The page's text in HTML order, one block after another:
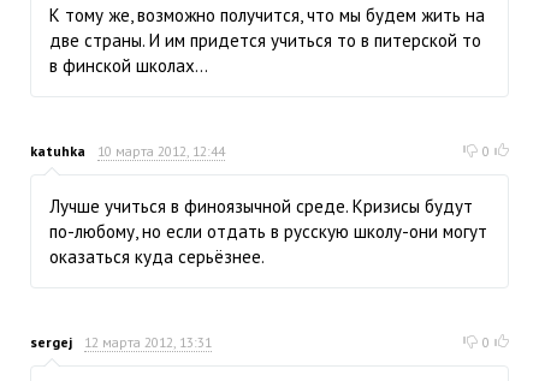
К тому же, возможно получится, что мы будем жить на
две страны. И им придется учиться то в питерской то
в финской школах...
katuhka 10 марта 2012, 12:44 0
Лучше учиться в финоязычной среде. Кризисы будут
по-любому, но если отдать в русскую школу-они могут
оказаться куда серьёзнее.
sergej 12 марта 2012, 13:31 0